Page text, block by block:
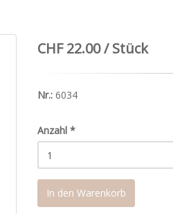
CHF 22.00 / Stück
Nr.: 6034
Anzahl *
In den Warenkorb